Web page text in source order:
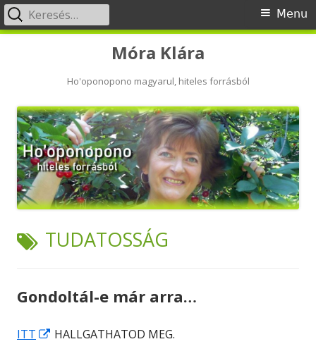
Móra Klára
Ho'oponopono magyarul, hiteles forrásból
Primary
Menu
Keresés:
TAG:
TUDATOSSÁG
Gondoltál-e már arra…
ITT
Opens
HALLGATHATOD MEG.